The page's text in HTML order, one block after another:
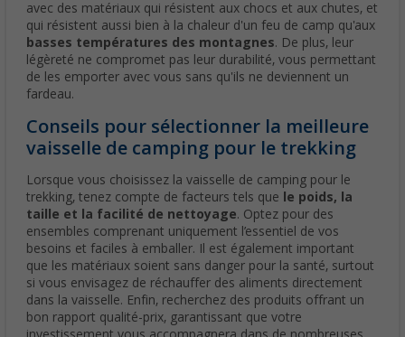
avec des matériaux qui résistent aux chocs et aux chutes, et
qui résistent aussi bien à la chaleur d'un feu de camp qu'aux
basses températures des montagnes. De plus, leur
légèreté ne compromet pas leur durabilité, vous permettant
de les emporter avec vous sans qu'ils ne deviennent un
fardeau.
Conseils pour sélectionner la meilleure
vaisselle de camping pour le trekking
Lorsque vous choisissez la vaisselle de camping pour le
trekking, tenez compte de facteurs tels que
le poids, la
taille et la facilité de nettoyage. Optez pour des
ensembles comprenant uniquement l’essentiel de vos
besoins et faciles à emballer. Il est également important
que les matériaux soient sans danger pour la santé, surtout
si vous envisagez de réchauffer des aliments directement
dans la vaisselle. Enfin, recherchez des produits offrant un
bon rapport qualité-prix, garantissant que votre